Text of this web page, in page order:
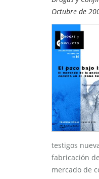
Octubre de
testigos
fabricación
mercado de